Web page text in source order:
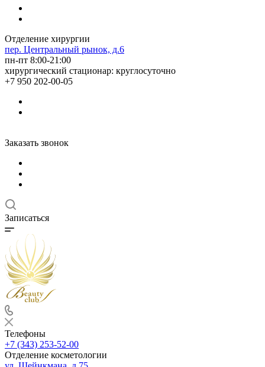
Отделение хирургии
пер. Центральный рынок, д.6
пн-пт 8:00-21:00
хирургический стационар: круглосуточно
+7 950 202-00-05
Заказать звонок
Записаться
Телефоны
+7 (343) 253-52-00
Отделение косметологии